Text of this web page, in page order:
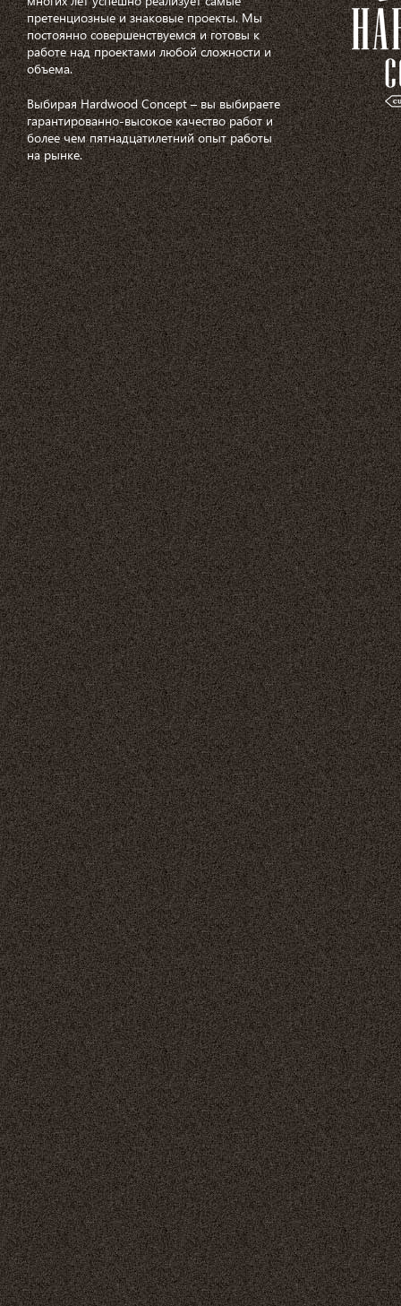
претенциозные и знаковые проекты. Мы
постоянно совершенствуемся и готовы к
работе над проектами любой сложности и
объема.
Выбирая Hardwood Concept – вы выбираете
гарантированно-высокое качество работ и
более чем пятнадцатилетний опыт работы
на рынке.